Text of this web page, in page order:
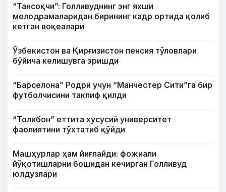
“Тансоқчи”: Голливуднинг энг яхши
мелодрамаларидан бирининг кадр ортида қолиб
кетган воқеалари
Ўзбекистон ва Қирғизистон пенсия тўловлари
бўйича келишувга эришди
“Барселона” Родри учун “Манчестер Сити”га бир
футболчисини таклиф қилди
“Толибон” еттита хусусий университет
фаолиятини тўхтатиб қўйди
Машҳурлар ҳам йиғлайди: фожиали
йўқотишларни бошидан кечирган Голливуд
юлдузлари